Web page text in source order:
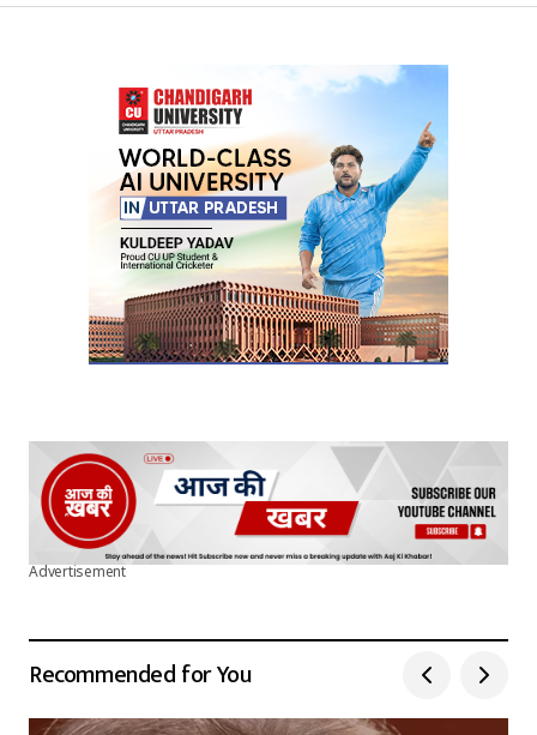
Your Name*
Your E-mail*
Submit Comment
Advertisement
Recommended for You